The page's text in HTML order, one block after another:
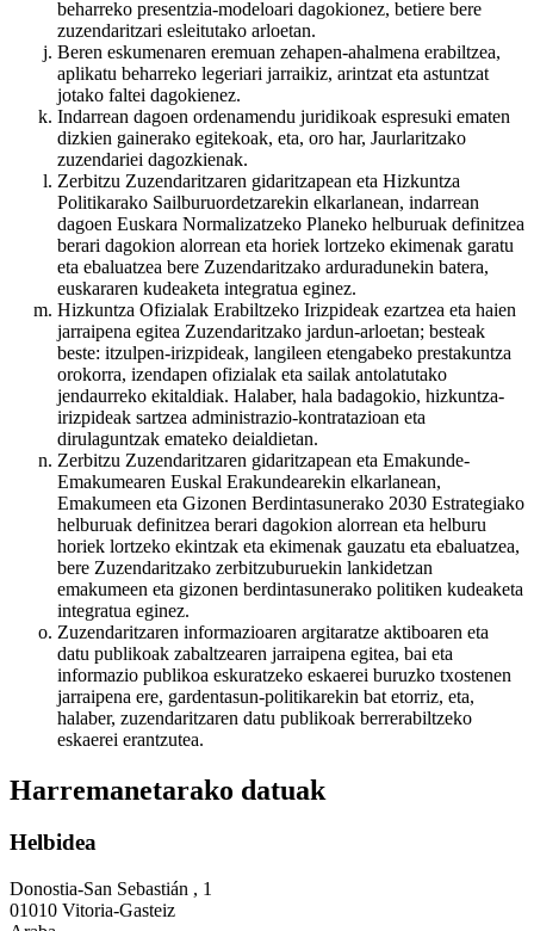
beharreko presentzia-modeloari dagokionez, betiere bere
zuzendaritzari esleitutako arloetan.
Beren eskumenaren eremuan zehapen-ahalmena erabiltzea,
aplikatu beharreko legeriari jarraikiz, arintzat eta astuntzat
jotako faltei dagokienez.
Indarrean dagoen ordenamendu juridikoak espresuki ematen
dizkien gainerako egitekoak, eta, oro har, Jaurlaritzako
zuzendariei dagozkienak.
Zerbitzu Zuzendaritzaren gidaritzapean eta Hizkuntza
Politikarako Sailburuordetzarekin elkarlanean, indarrean
dagoen Euskara Normalizatzeko Planeko helburuak definitzea
berari dagokion alorrean eta horiek lortzeko ekimenak garatu
eta ebaluatzea bere Zuzendaritzako arduradunekin batera,
euskararen kudeaketa integratua eginez.
Hizkuntza Ofizialak Erabiltzeko Irizpideak ezartzea eta haien
jarraipena egitea Zuzendaritzako jardun-arloetan; besteak
beste: itzulpen-irizpideak, langileen etengabeko prestakuntza
orokorra, izendapen ofizialak eta sailak antolatutako
jendaurreko ekitaldiak. Halaber, hala badagokio, hizkuntza-
irizpideak sartzea administrazio-kontratazioan eta
dirulaguntzak emateko deialdietan.
Zerbitzu Zuzendaritzaren gidaritzapean eta Emakunde-
Emakumearen Euskal Erakundearekin elkarlanean,
Emakumeen eta Gizonen Berdintasunerako 2030 Estrategiako
helburuak definitzea berari dagokion alorrean eta helburu
horiek lortzeko ekintzak eta ekimenak gauzatu eta ebaluatzea,
bere Zuzendaritzako zerbitzuburuekin lankidetzan
emakumeen eta gizonen berdintasunerako politiken kudeaketa
integratua eginez.
Zuzendaritzaren informazioaren argitaratze aktiboaren eta
datu publikoak zabaltzearen jarraipena egitea, bai eta
informazio publikoa eskuratzeko eskaerei buruzko txostenen
jarraipena ere, gardentasun-politikarekin bat etorriz, eta,
halaber, zuzendaritzaren datu publikoak berrerabiltzeko
eskaerei erantzutea.
Harremanetarako datuak
Helbidea
Donostia-San Sebastián , 1
01010 Vitoria-Gasteiz